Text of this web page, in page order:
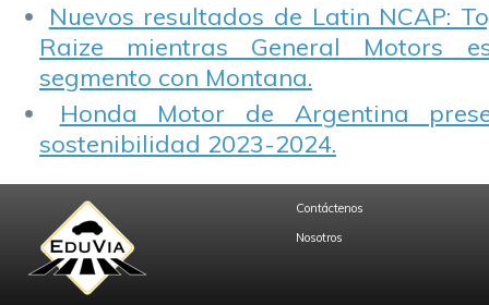
Nuevos resultados de Latin NCAP:
Raize mientras General Motors
segmento con Montana.
Honda Motor de Argentina
sostenibilidad 2023-2024.
Contáctenos
Nosotros